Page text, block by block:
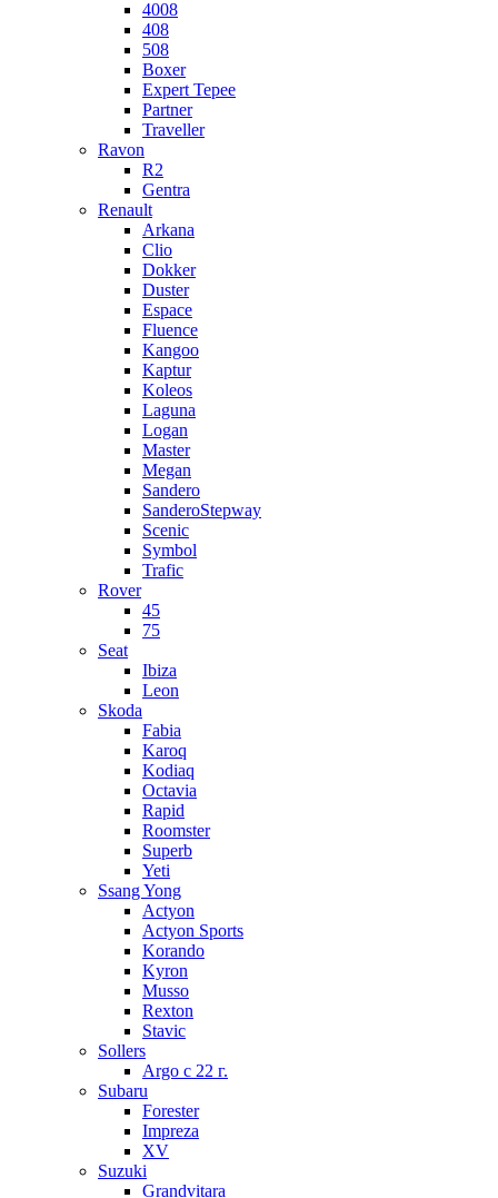
4008
408
508
Boxer
Expert Tepee
Partner
Traveller
Ravon
R2
Gentra
Renault
Arkana
Clio
Dokker
Duster
Espace
Fluence
Kangoo
Kaptur
Koleos
Laguna
Logan
Master
Megan
Sandero
SanderoStepway
Scenic
Symbol
Trafic
Rover
45
75
Seat
Ibiza
Leon
Skoda
Fabia
Karoq
Kodiaq
Octavia
Rapid
Roomster
Superb
Yeti
Ssang Yong
Actyon
Actyon Sports
Korando
Kyron
Musso
Rexton
Stavic
Sollers
Argo с 22 г.
Subaru
Forester
Impreza
XV
Suzuki
Grandvitara